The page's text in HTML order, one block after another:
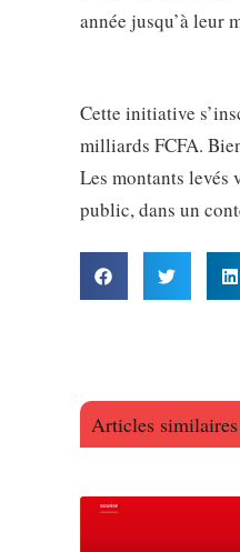
année jusqu’à leur
Cette initiative
milliards FCFA.
Les montants levés
public, dans un
Articles similaires